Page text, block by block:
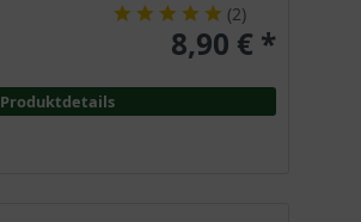
(2)
8,90 € *
Produktdetails